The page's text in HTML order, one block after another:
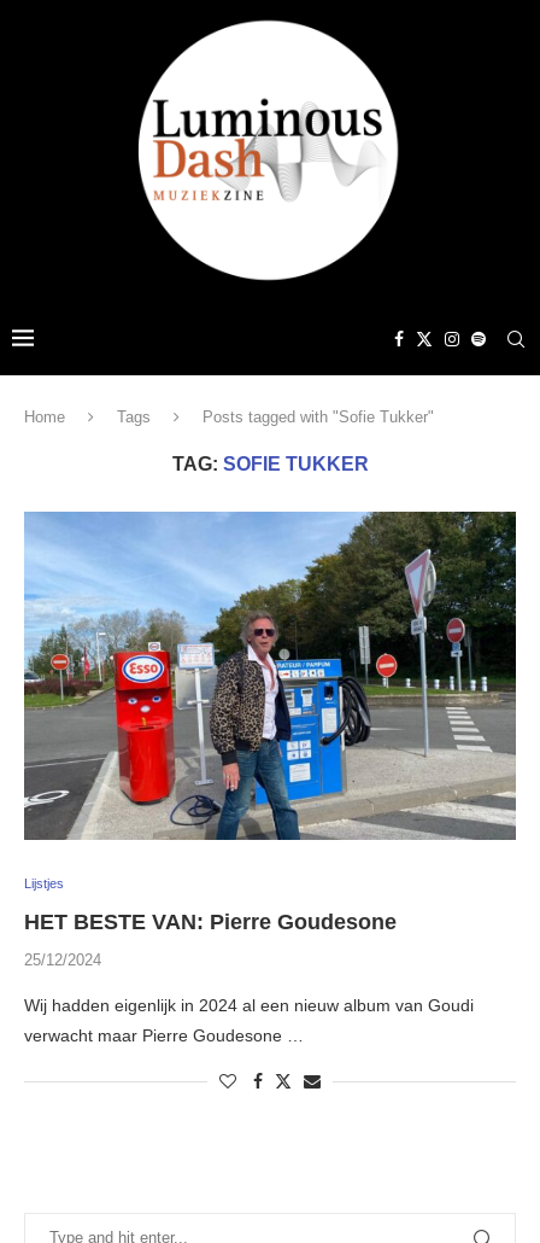
Home Tags Posts tagged with "Sofie Tukker"
TAG: SOFIE TUKKER
Lijstjes
HET BESTE VAN: Pierre Goudesone
25/12/2024
Wij hadden eigenlijk in 2024 al een nieuw album van Goudi
verwacht maar Pierre Goudesone …